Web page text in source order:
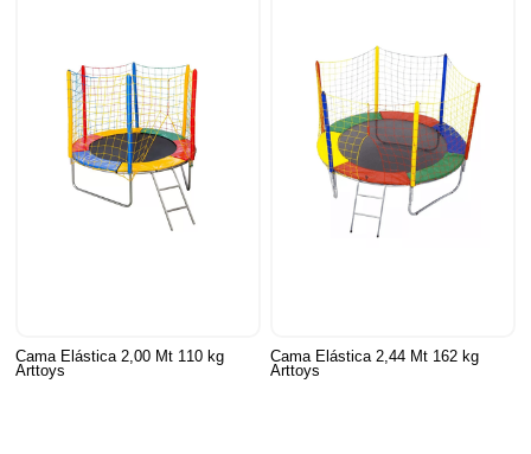
Cama Elástica 2,00 Mt 110 kg
Arttoys
Cama Elástica 2,44 Mt 162 kg
Arttoys